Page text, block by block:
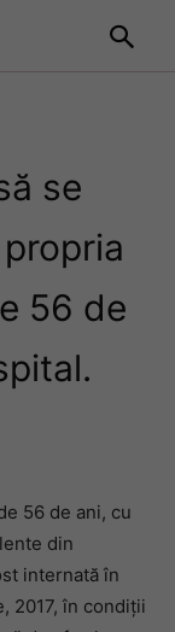
se
56 de
56 de ani, cu
din
internată în
2017, în condiții